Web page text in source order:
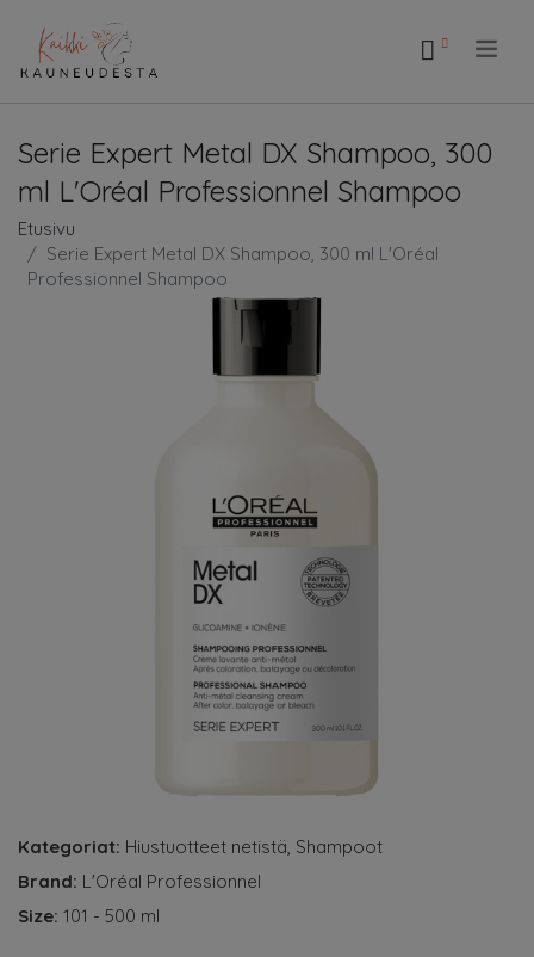
Serie Expert Metal DX Shampoo, 300
ml L'Oréal Professionnel Shampoo
Etusivu
Serie Expert Metal DX Shampoo, 300 ml L'Oréal
Professionnel Shampoo
Kategoriat: Hiustuotteet netistä, Shampoot
Brand: L'Oréal Professionnel
Size: 101 - 500 ml